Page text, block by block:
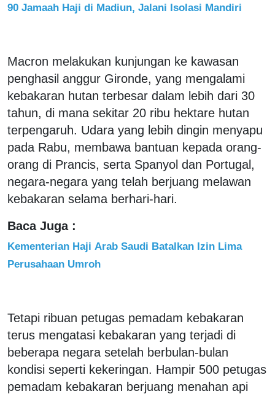
90 Jamaah Haji di Madiun, Jalani Isolasi Mandiri
Macron melakukan kunjungan ke kawasan
penghasil anggur Gironde, yang mengalami
kebakaran hutan terbesar dalam lebih dari 30
tahun, di mana sekitar 20 ribu hektare hutan
terpengaruh. Udara yang lebih dingin menyapu
pada Rabu, membawa bantuan kepada orang-
orang di Prancis, serta Spanyol dan Portugal,
negara-negara yang telah berjuang melawan
kebakaran selama berhari-hari.
Baca Juga :
Kementerian Haji Arab Saudi Batalkan Izin Lima
Perusahaan Umroh
Tetapi ribuan petugas pemadam kebakaran
terus mengatasi kebakaran yang terjadi di
beberapa negara setelah berbulan-bulan
kondisi seperti kekeringan. Hampir 500 petugas
pemadam kebakaran berjuang menahan api